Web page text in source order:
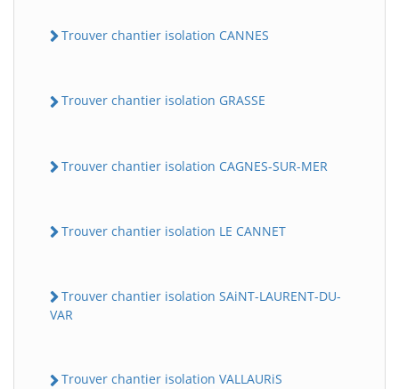
Trouver chantier isolation CANNES
Trouver chantier isolation GRASSE
Trouver chantier isolation CAGNES-SUR-MER
Trouver chantier isolation LE CANNET
Trouver chantier isolation SAiNT-LAURENT-DU-
VAR
Trouver chantier isolation VALLAURiS